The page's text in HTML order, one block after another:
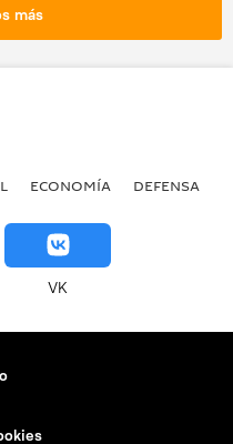
más
ECONOMÍA DEFENSA
VK